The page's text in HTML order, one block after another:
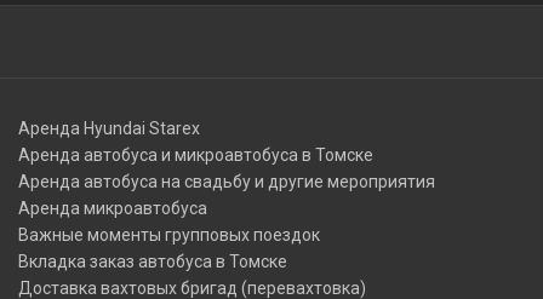
Аренда Hyundai Starex
Аренда автобуса и микроавтобуса в Томске
Аренда автобуса на свадьбу и другие мероприятия
Аренда микроавтобуса
Важные моменты групповых поездок
Вкладка заказ автобуса в Томске
Доставка вахтовых бригад (перевахтовка)